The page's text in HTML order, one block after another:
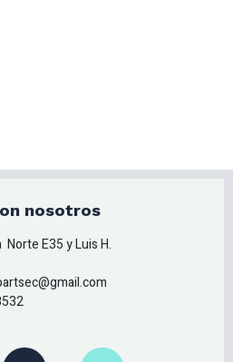
nosotros
Norte E35 y Luis H.